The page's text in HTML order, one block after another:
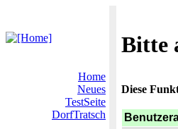
Bitte
Home
Neues
TestSeite
DorfTratsch
Diese